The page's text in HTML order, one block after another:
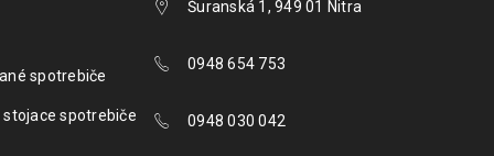
spotrebiče
stojace spotrebiče
Šuranská 1, 949 01 Nitra
0948 654 753
0948 030 042